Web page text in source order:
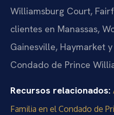
Williamsburg Court,
clientes en Manassas,
Gainesville, Haymarket
Condado de Prince
Recursos relacionados:
Familia en el Condado de